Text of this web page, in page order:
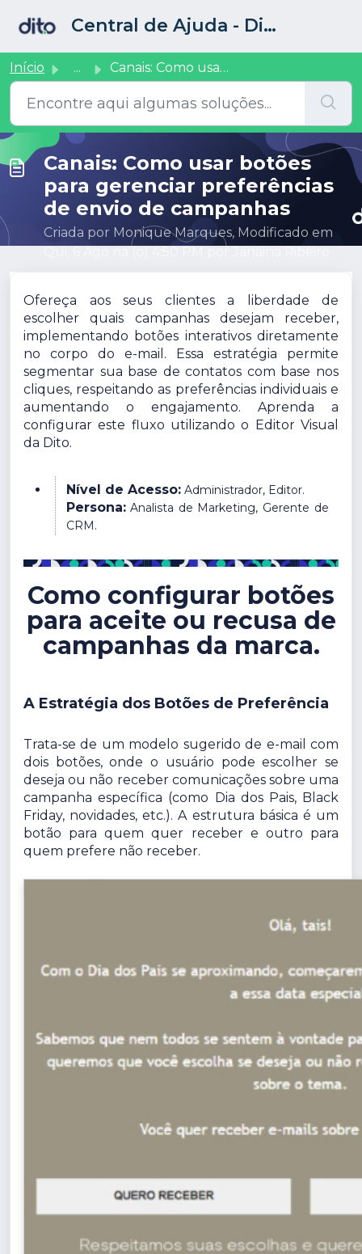
Central de Ajuda - Dito CRM
Início ... Canais: Como usar botões para gerenciar preferências de e...
Canais: Como usar botões
para gerenciar preferências
de envio de campanhas
Criada por Monique Marques, Modificado em
Ofereça aos seus clientes a liberdade de
escolher quais campanhas desejam receber,
implementando botões interativos diretamente
no corpo do e-mail. Essa estratégia permite
segmentar sua base de contatos com base nos
cliques, respeitando as preferências individuais e
aumentando o engajamento. Aprenda a
configurar este fluxo utilizando o Editor Visual
da Dito.
Nível de Acesso: Administrador, Editor.
Persona: Analista de Marketing, Gerente de
CRM.
Como configurar botões
para aceite ou recusa de
campanhas da marca.
A Estratégia dos Botões de Preferência
Trata-se de um modelo sugerido de e-mail com
dois botões, onde o usuário pode escolher se
deseja ou não receber comunicações sobre uma
campanha específica (como Dia dos Pais, Black
Friday, novidades, etc.). A estrutura básica é um
botão para quem quer receber e outro para
quem prefere não receber.